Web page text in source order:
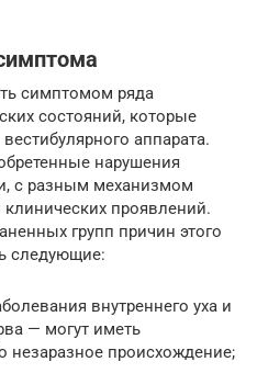
симптомом ряда
состояний, которые
аппарата.
нарушения
с разным механизмом
проявлений.
групп причин этого
следующие:
внутреннего уха и
— могут иметь
незаразное происхождение;